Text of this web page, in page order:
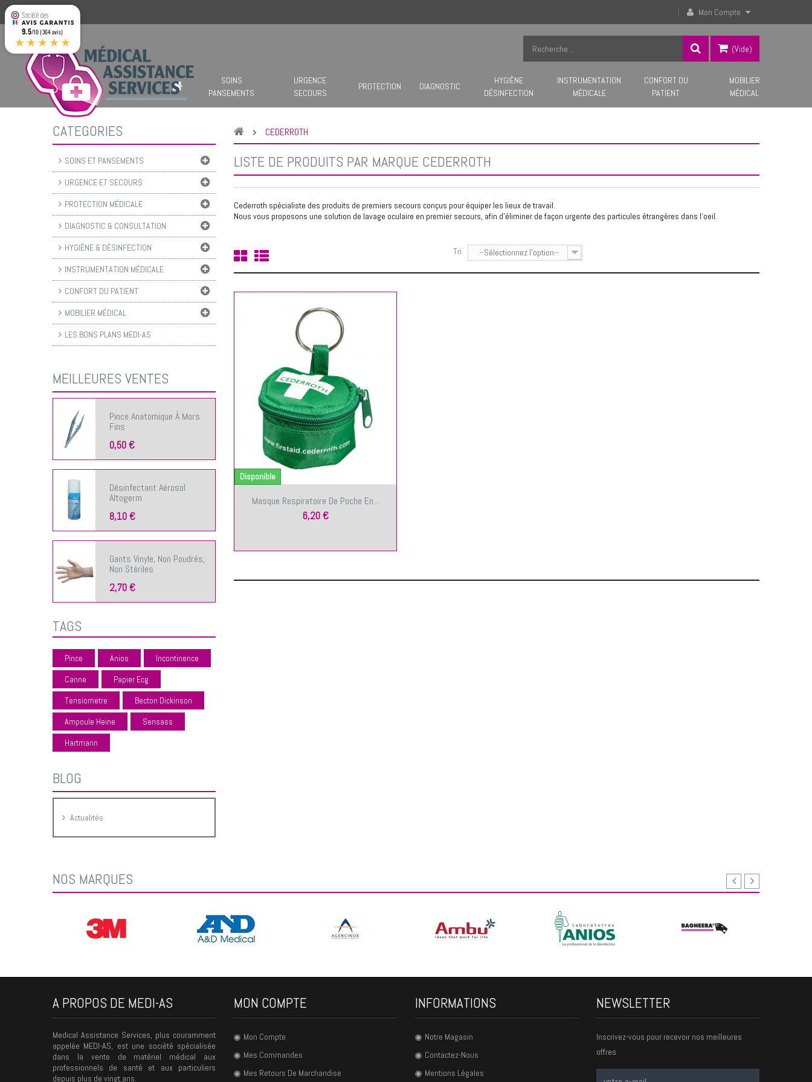
Mon Compte
(vide)
SOINS
PANSEMENTS
URGENCE
SECOURS
PROTECTION DIAGNOSTIC
HYGIÈNE
DÉSINFECTION
INSTRUMENTATION
MÉDICALE
CONFORT DU
PATIENT
MOBILIER
MÉDICAL
CATEGORIES
SOINS ET PANSEMENTS
URGENCE ET SECOURS
PROTECTION MÉDICALE
DIAGNOSTIC & CONSULTATION
HYGIÈNE & DÉSINFECTION
INSTRUMENTATION MÉDICALE
CONFORT DU PATIENT
MOBILIER MÉDICAL
LES BONS PLANS MEDI-AS
MEILLEURES VENTES
Pince Anatomique À Mors
Fins
0,50 €
Désinfectant Aérosol
Altogerm
8,10 €
Gants Vinyle, Non Poudrés,
Non Stériles
2,70 €
TAGS
Pince Anios
Incontinence
Canne
Papier Ecg
Tensiometre
Becton Dickinson
Ampoule Heine
Sensass
Hartmann
BLOG
Actualités
CEDERROTH
LISTE DE PRODUITS PAR MARQUE CEDERROTH
Cederroth spécialiste des produits de premiers secours conçus pour équiper les lieux de travail.
Nous vous proposons une solution de lavage oculaire en premier secours, afin d'éliminer de façon urgente des particules étrangères dans l'oeil.
Tri --Sélectionnez l'option--
AJOUTER AU PANIER
Masque Respiratoire De Poche En...
6,20 €
Disponible
NOS MARQUES
A PROPOS DE MEDI-AS
Medical Assistance Services, plus couramment
appelée MEDI-AS, est une société spécialisée
dans la vente de matériel médical aux
professionnels de santé et aux particuliers
depuis plus de vingt ans.
MON COMPTE
Mon Compte
Mes Commandes
Mes Retours De Marchandise
INFORMATIONS
Notre Magasin
Contactez-Nous
Mentions Légales
NEWSLETTER
Inscrivez-vous pour recevoir nos meilleures
offres
9.5/10 (364 avis)
★★★★★